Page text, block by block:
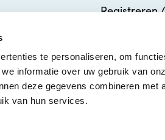
te personaliseren, om
informatie over uw gebruik van
deze gegevens combineren
van hun services.
Registreren
Contact